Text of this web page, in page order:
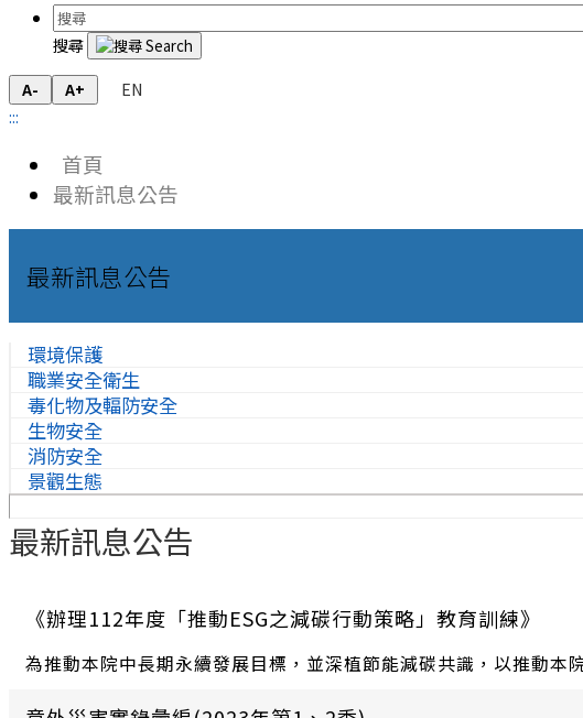
搜尋
A- A+
EN
:::
首頁
最新訊息公告
最新訊息公告
環境保護
職業安全衛生
毒化物及輻防安全
生物安全
消防安全
景觀生態
最新訊息公告
《辦理112年度「推動ESG之減碳行動策略」教育訓練》